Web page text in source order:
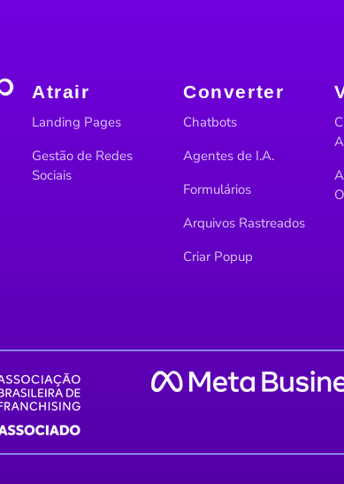
Atrair
Landing Pages
Gestão de Redes
Sociais
Converter
Chatbots
Agentes de I.A.
Formulários
Arquivos Rastreados
Criar Popup